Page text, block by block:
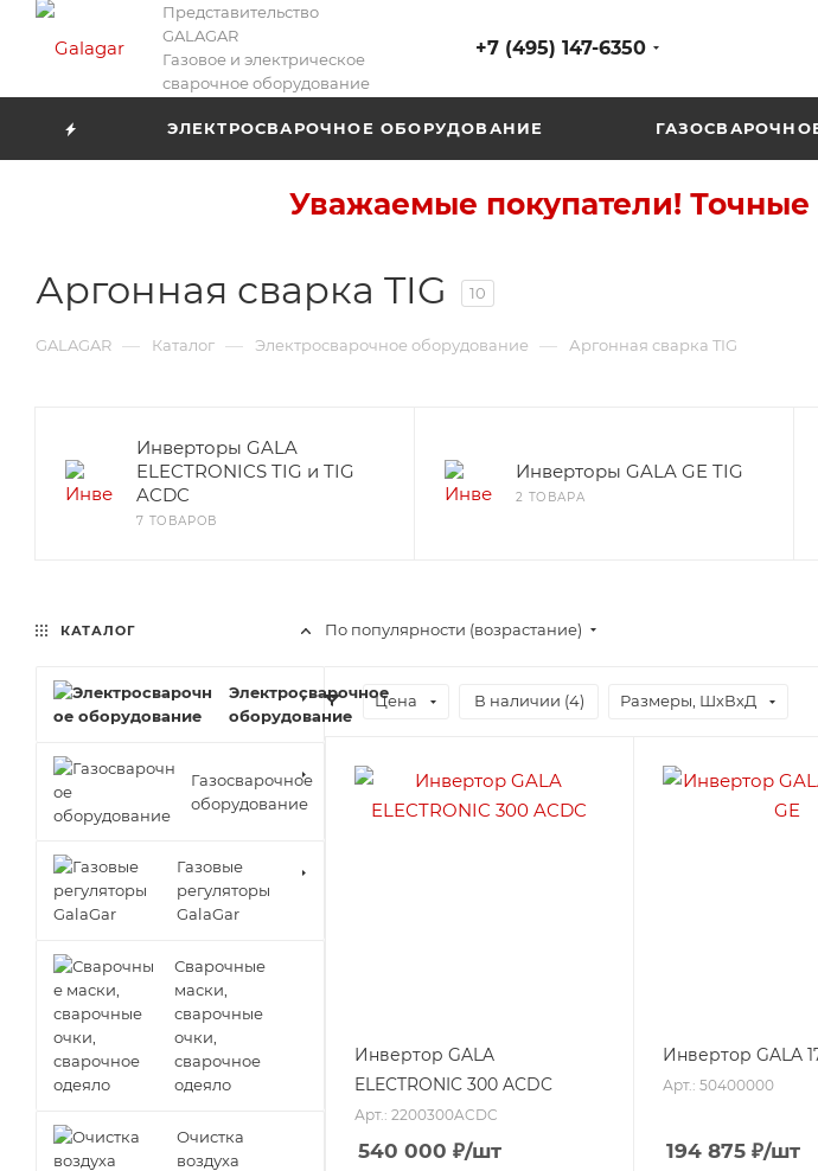
Представительство
GALAGAR
Газовое и электрическое
сварочное оборудование
+7 (495) 147-6350
ЭЛЕКТРОСВАРОЧНОЕ ОБОРУДОВАНИЕ
Уважаемые покупатели!
Аргонная сварка TIG 10
GALAGAR — Каталог — Электросварочное оборудование — Аргонная сварка TIG
Инверторы GALA
ELECTRONICS TIG и TIG
ACDC
7 ТОВАРОВ
Инверторы GALA GE TIG
2 ТОВАРА
По популярности (возрастание)
Цена В наличии (4) Размеры, ШхВхД
Инвертор GALA
ELECTRONIC 300 ACDC
Арт.: 2200300ACDC
540 000 ₽/шт
Инвертор GALA
Арт.: 50400000
194 875₽/шт
КАТАЛОГ
Электросварочное
оборудование
Газосварочное
оборудование
Газовые
регуляторы
GalaGar
Сварочные
маски,
сварочные
очки,
сварочное
одеяло
Очистка
воздуха